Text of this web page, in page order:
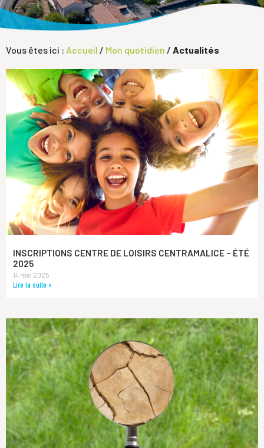
Vous êtes ici : Accueil / Mon quotidien / Actualités
INSCRIPTIONS CENTRE DE LOISIRS CENTRAMALICE – ÉTÉ
2025
14 mai 2025
Lire la suite »